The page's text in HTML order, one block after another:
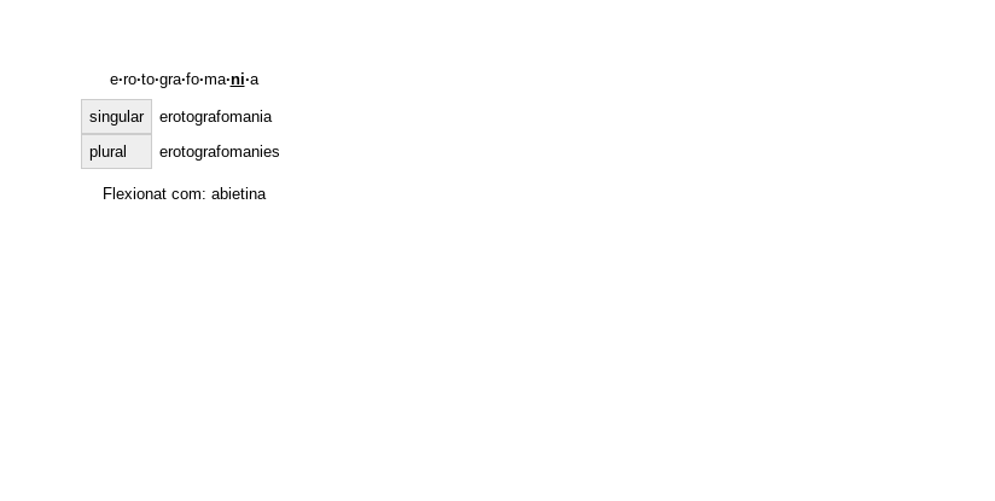
e·ro·to·gra·fo·ma·ni·a
singular
erotografomania
plural
erotografomanies
Flexionat com: abietina